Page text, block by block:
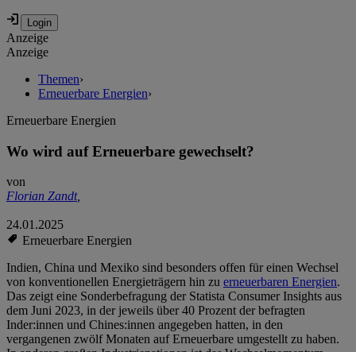
Anzeige
Anzeige
Themen›
Erneuerbare Energien›
Erneuerbare Energien
Wo wird auf Erneuerbare gewechselt?
von
Florian Zandt,
24.01.2025
Erneuerbare Energien
Indien, China und Mexiko sind besonders offen für einen Wechsel
von konventionellen Energieträgern hin zu erneuerbaren Energien.
Das zeigt eine Sonderbefragung der Statista Consumer Insights aus
dem Juni 2023, in der jeweils über 40 Prozent der befragten
Inder:innen und Chines:innen angegeben hatten, in den
vergangenen zwölf Monaten auf Erneuerbare umgestellt zu haben.